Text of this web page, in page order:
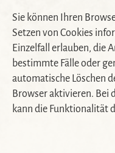
Sie können Ihren
Setzen von Cookies
Einzelfall erlauben, die
bestimmte Fälle oder
automatische Löschen
Browser aktivieren. Bei
kann die Funktionalität